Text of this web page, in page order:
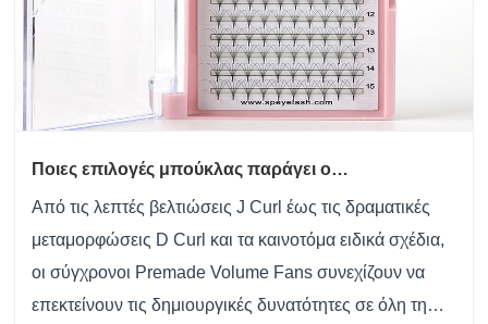
Ποιες επιλογές μπούκλας παράγει ο
Από τις λεπτές βελτιώσεις J Curl έως τις δραματικές
μεταμορφώσεις D Curl και τα καινοτόμα ειδικά σχέδια,
οι σύγχρονοι Premade Volume Fans συνεχίζουν να
επεκτείνουν τις δημιουργικές δυνατότητες σε όλη τη